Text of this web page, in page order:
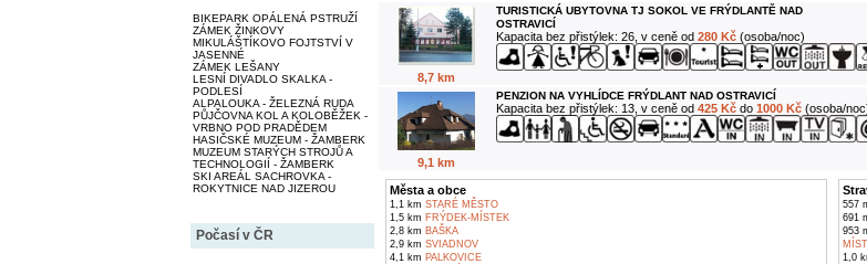
BIKEPARK OPÁLENÁ PSTRUŽÍ
ZÁMEK ŽINKOVY
MIKULÁŠTÍKOVO FOJTSTVÍ V
JASENNÉ
ZÁMEK LEŠANY
LESNÍ DIVADLO SKALKA -
PODLESÍ
ALPALOUKA - ŽELEZNÁ RUDA
PŮJČOVNA KOL A KOLOBĚŽEK -
VRBNO POD PRADĚDEM
HASIČSKÉ MUZEUM - ŽAMBERK
MUZEUM STARÝCH STROJŮ A
TECHNOLOGIÍ - ŽAMBERK
SKI AREÁL SACHROVKA -
ROKYTNICE NAD JIZEROU
Počasí v ČR
8,7 km
TURISTICKÁ UBYTOVNA TJ SOKOL VE FRÝDLANTĚ NAD
OSTRAVICÍ
Kapacita bez přistýlek: 26, v ceně od 280 Kč(osoba/noc)
9,1 km
PENZION NA VYHLÍDCE FRÝDLANT NAD OSTRAVICÍ
Kapacita bez přistýlek: 13, v ceně od 425 Kčdo 1000 Kč(osoba/
Města a obce
1,1 km STARÉ MĚSTO
1,5 km FRÝDEK-MÍSTEK
2,8 km BAŠKA
2,9 km SVIADNOV
4,1 km PALKOVICE
557
691
953
1,0